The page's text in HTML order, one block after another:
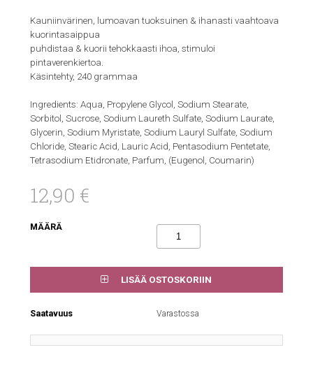
Kauniinvärinen, lumoavan tuoksuinen & ihanasti vaahtoava
kuorintasaippua
puhdistaa & kuorii tehokkaasti ihoa, stimuloi
pintaverenkiertoa.
Käsintehty, 240 grammaa
Ingredients: Aqua, Propylene Glycol, Sodium Stearate,
Sorbitol, Sucrose, Sodium Laureth Sulfate, Sodium Laurate,
Glycerin, Sodium Myristate, Sodium Lauryl Sulfate, Sodium
Chloride, Stearic Acid, Lauric Acid, Pentasodium Pentetate,
Tetrasodium Etidronate, Parfum, (Eugenol, Coumarin)
12,90 €
MÄÄRÄ
LISÄÄ OSTOSKORIIN
Saatavuus Varastossa